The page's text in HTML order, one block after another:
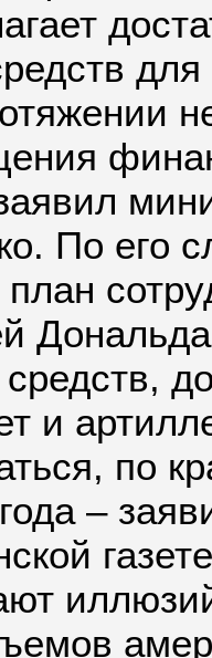
По его
и
по
–